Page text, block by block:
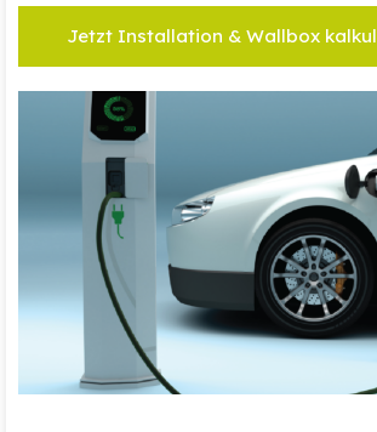
Jetzt Installation & Wallbox